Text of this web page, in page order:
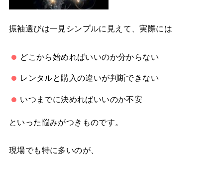
振袖選びは一見シンプルに見えて、実際には
どこから始めればいいのか分からない
レンタルと購入の違いが判断できない
いつまでに決めればいいのか不安
といった悩みがつきものです。
現場でも特に多いのが、